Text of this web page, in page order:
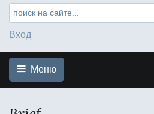
Вход
Меню